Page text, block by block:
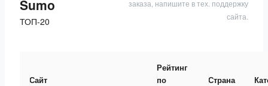
Sumo
ТОП-20
заказа, напишите в тех. поддержку
сайта.
Сайт
Рейтинг
по
Страна